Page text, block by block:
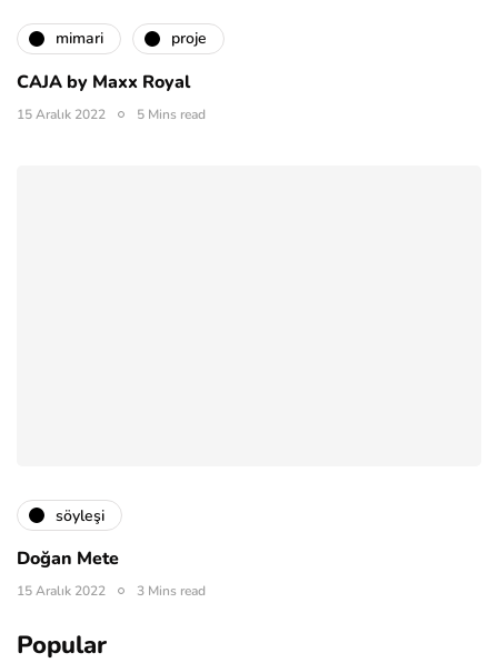
mimari proje
CAJA by Maxx Royal
15 Aralık 2022 5 Mins read
söyleşi
Doğan Mete
15 Aralık 2022 3 Mins read
Popular